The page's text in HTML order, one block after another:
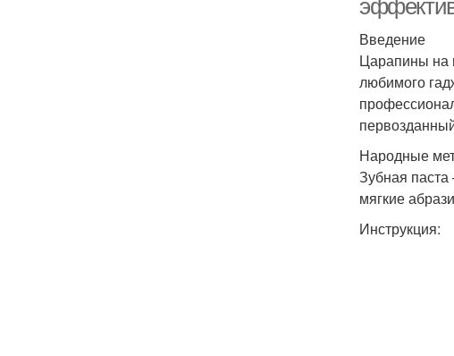
Введение
Царапины на
любимого
Народные
Зубная
мягкие
Инструкция: